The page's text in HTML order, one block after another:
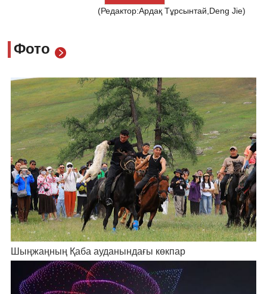
(Редактор:Ардақ Тұрсынтай,Deng Jie)
Фото
Шыңжаңның Қаба ауданындағы көкпар